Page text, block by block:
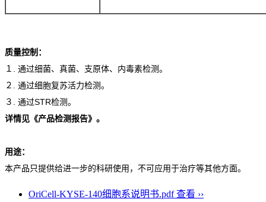
质量控制：
１. 通过细菌、真菌、支原体、内毒素检测。
２. 通过细胞复苏活力检测。
３. 通过STR检测。
详情见《产品检测报告》。
用途：
本产品只提供给进一步的科研使用，不可应用于治疗等其他方面。
OriCell-KYSE-140细胞系说明书.pdf查看 ››